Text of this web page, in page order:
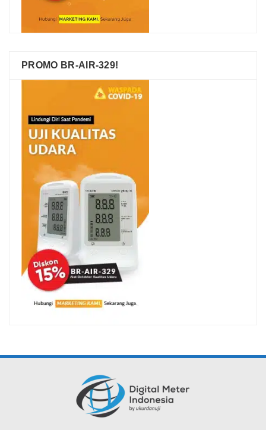
PROMO BR-AIR-329!